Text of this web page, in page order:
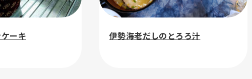
ーキ 伊勢海老だしのとろろ汁